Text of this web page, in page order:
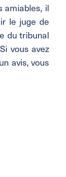
amiables, il
le juge de
du tribunal
vous avez
avis, vous